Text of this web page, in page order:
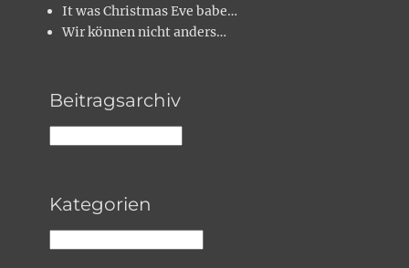
It was Christmas Eve babe…
Wir können nicht anders…
Beitragsarchiv
Kategorien